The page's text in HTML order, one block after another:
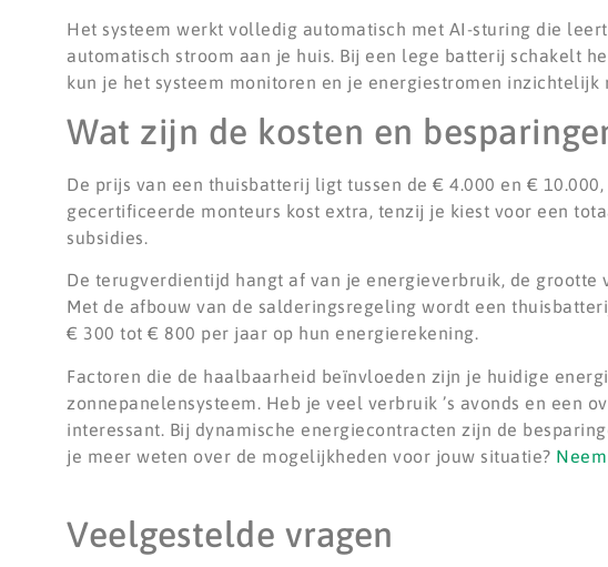
Het systeem werkt volledig automatisch met AI-sturing die
automatisch stroom aan je huis. Bij een lege batterij schakelt
kun je het systeem monitoren en je energiestromen inzichtelijk
Wat zijn de kosten en
De prijs van een thuisbatterij ligt tussen de € 4.000 en €
gecertificeerde monteurs kost extra, tenzij je kiest voor een
subsidies.
De terugverdientijd hangt af van je energieverbruik, de
Met de afbouw van de salderingsregeling wordt een
€ 300 tot € 800 per jaar op hun energierekening.
Factoren die de haalbaarheid beïnvloeden zijn je huidige
zonnepanelensysteem. Heb je veel verbruik ’s avonds en een
interessant. Bij dynamische energiecontracten zijn de
je meer weten over de mogelijkheden voor jouw situatie?
Veelgestelde vragen